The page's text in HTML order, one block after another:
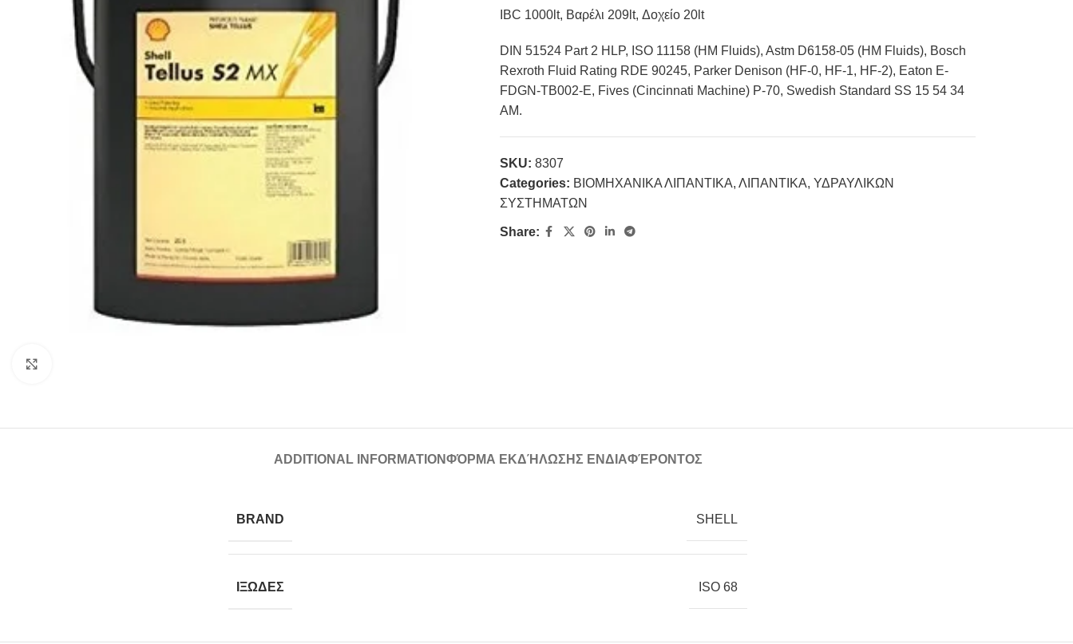
IBC 1000lt, Βαρέλι 209lt, Δοχείο 20lt
DIN 51524 Part 2 HLP, ISO 11158 (HM Fluids), Astm D6158-05 (HM Fluids), Bosch
Rexroth Fluid Rating RDE 90245, Parker Denison (HF-0, HF-1, HF-2), Eaton E-
FDGN-TB002-E, Fives (Cincinnati Machine) P-70, Swedish Standard SS 15 54 34
AM.
SKU: 8307
Categories: ΒΙΟΜΗΧΑΝΙΚΑ ΛΙΠΑΝΤΙΚΑ, ΛΙΠΑΝΤΙΚΑ, ΥΔΡΑΥΛΙΚΩΝ
ΣΥΣΤΗΜΑΤΩΝ
Share:
ADDITIONAL INFORMATIONΦΌΡΜΑ ΕΚΔΉΛΩΣΗΣ ΕΝΔΙΑΦΈΡΟΝΤΟΣ
BRAND SHELL
ΙΞΩΔΕΣ ISO 68